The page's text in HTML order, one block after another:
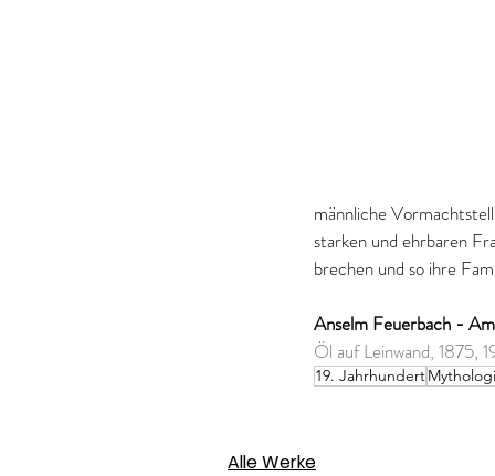
männliche
starken und ehrbaren
brechen und so ihre
Anselm Feuerbach -
Öl auf Leinwand, 1875,
19. Jahrhundert
Alle Werke